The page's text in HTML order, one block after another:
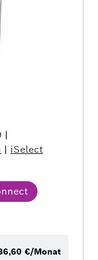
|
| iSelect
€/Monat